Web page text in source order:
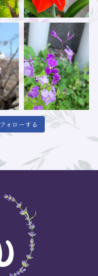
フォローする